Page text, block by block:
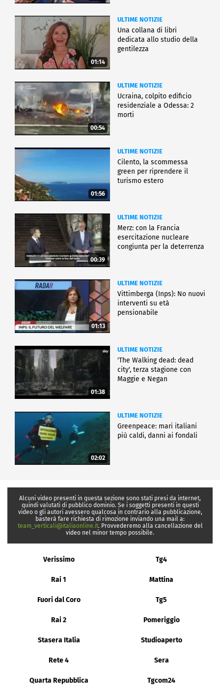
01:14
ULTIME NOTIZIE
Una collana di libri
dedicata allo studio della
gentilezza
00:54
ULTIME NOTIZIE
Ucraina, colpito edificio
residenziale a Odessa: 2
morti
01:56
ULTIME NOTIZIE
Cilento, la scommessa
green per riprendere il
turismo estero
00:39
ULTIME NOTIZIE
Merz: con la Francia
esercitazione nucleare
congiunta per la deterrenza
01:13
ULTIME NOTIZIE
Vittimberga (Inps): No nuovi
interventi su età
pensionabile
01:38
ULTIME NOTIZIE
'The Walking dead: dead
city', terza stagione con
Maggie e Negan
02:02
ULTIME NOTIZIE
Greenpeace: mari italiani
più caldi, danni ai fondali
Alcuni video presenti in questa sezione sono stati presi da internet,
quindi valutati di pubblico dominio. Se i soggetti presenti in questi
video o gli autori avessero qualcosa in contrario alla pubblicazione,
basterà fare richiesta di rimozione inviando una mail a:
team_verticali@italiaonline.it. Provvederemo alla cancellazione del
video nel minor tempo possibile.
Verissimo Tg4
Rai 1 Mattina
Fuori dal Coro Tg5
Rai 2 Pomeriggio
Stasera Italia Studioaperto
Rete 4 Sera
Quarta Repubblica Tgcom24